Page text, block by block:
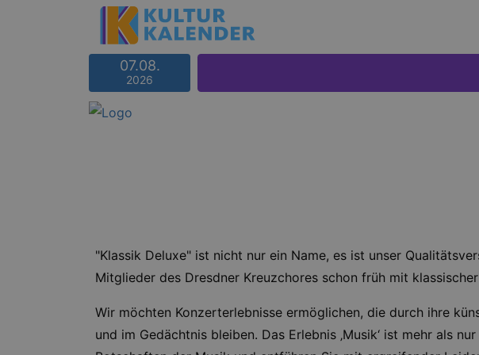
07.08.
2026
"Klassik Deluxe" ist nicht nur ein Name, es ist unser
Mitglieder des Dresdner Kreuzchores schon früh mit
Wir möchten Konzerterlebnisse ermöglichen, die durch ihre
und im Gedächtnis bleiben. Das Erlebnis ‚Musik‘ ist mehr als